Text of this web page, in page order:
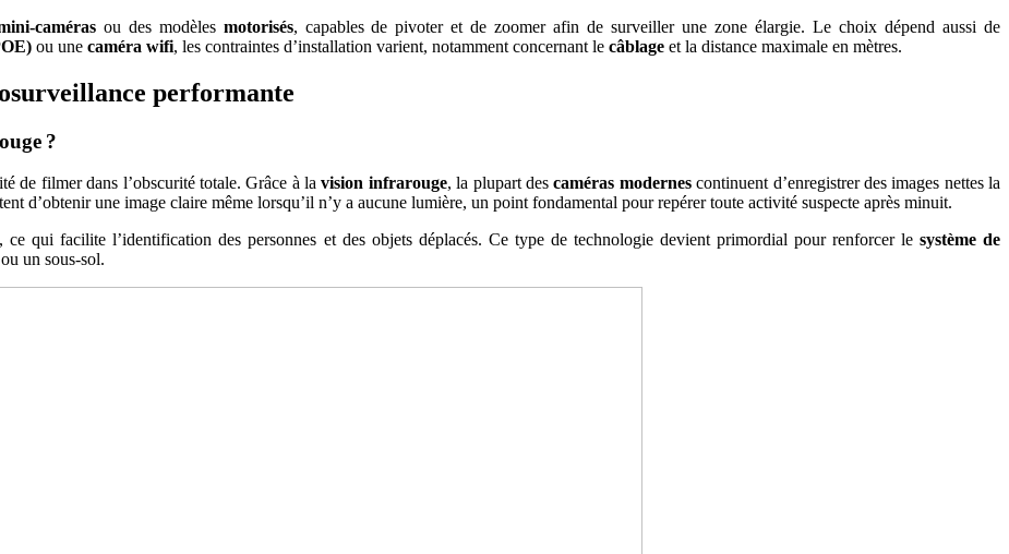
camérasou des modèles motorisés, capables de pivoter et de zoomer afin de surveiller une zone élargie. Le choix dépend aussi de
ou une caméra wifi, les contraintes d’installation varient, notamment concernant le câblage et la distance maximale en mètres.
performante
?
de filmer dans l’obscurité totale. Grâce à lavision infrarouge, la plupart descaméras modernescontinuent d’enregistrer des images nettes la
d’obtenir une image claire même lorsqu’il n’y a aucune lumière, un point fondamental pour repérer toute activité suspecte après minuit.
, ce qui facilite l’identification des personnes et des objets déplacés. Ce type de technologie devient primordial pour renforcer le système de
un sous-sol.